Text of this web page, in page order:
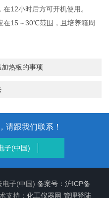
12小时后方可开机使用。
15～30℃范围，且培养箱周
热板的事项
请跟我们联系！
子(中国)
电子(中国) 备案号：沪ICP备
支持： 化工仪器网 管理登陆